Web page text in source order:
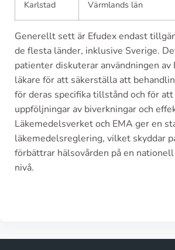
Karlstad Värmlands län
Generellt sett är Efudex endast
de flesta länder, inklusive Sverige.
patienter diskuterar användningen av
läkare för att säkerställa att
för deras specifika tillstånd och för
uppföljningar av biverkningar och
Läkemedelsverket och EMA ger en
läkemedelsreglering, vilket skyddar
förbättrar hälsovården på en
nivå.